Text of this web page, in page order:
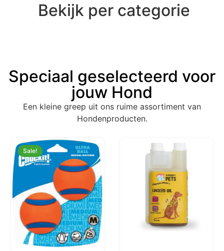
Bekijk per categorie
Speciaal geselecteerd voor
jouw Hond
Een kleine greep uit ons ruime assortiment van
Hondenproducten.
Sale!